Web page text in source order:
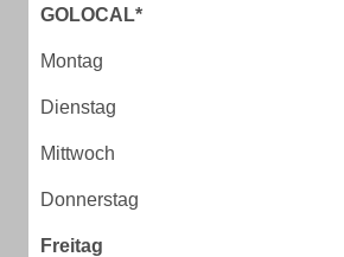
GOLOCAL*
Montag
Dienstag
Mittwoch
Donnerstag
Freitag